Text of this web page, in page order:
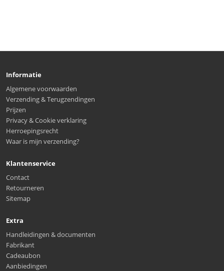
Informatie
Algemene voorwaarden
Verzending & Terugzendingen
Prijzen
Privacy & Cookie verklaring
Herroepingsrecht
Waar is mijn verzending?
Klantenservice
Contact
Retourneren
Sitemap
Extra
Handleidingen & documenten
Fabrikant
Cadeaubon
Aanbiedingen